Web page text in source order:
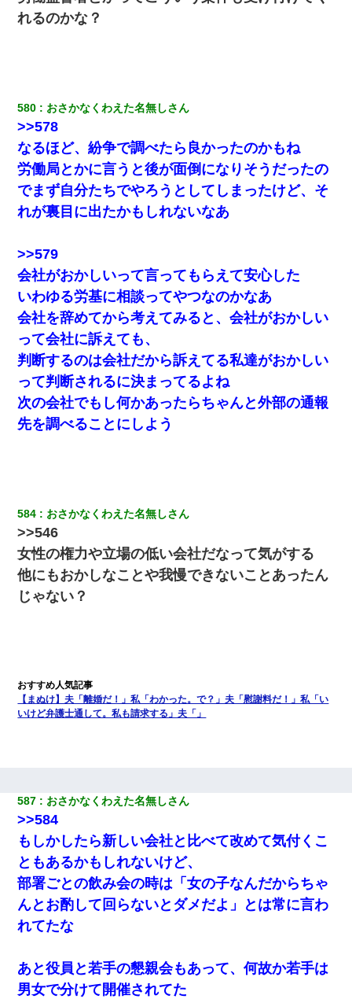
れるのかな？
580 おさかなくわえた名無しさん
>>578
なるほど、紛争で調べたら良かったのかもね
労働局とかに言うと後が面倒になりそうだったの
でまず自分たちでやろうとしてしまったけど、そ
れが裏目に出たかもしれないなあ
>>579
会社がおかしいって言ってもらえて安心した
いわゆる労基に相談ってやつなのかなあ
会社を辞めてから考えてみると、会社がおかしい
って会社に訴えても、
判断するのは会社だから訴えてる私達がおかしい
って判断されるに決まってるよね
次の会社でもし何かあったらちゃんと外部の通報
先を調べることにしよう
584 おさかなくわえた名無しさん
>>546
女性の権力や立場の低い会社だなって気がする
他にもおかしなことや我慢できないことあったん
じゃない？
【まぬけ】夫「離婚だ！」私「わかった。で？」夫「慰謝料だ！」私「い
いけど弁護士通して。私も請求する」夫「」
587 おさかなくわえた名無しさん
>>584
もしかしたら新しい会社と比べて改めて気付くこ
ともあるかもしれないけど、
部署ごとの飲み会の時は「女の子なんだからちゃ
んとお酌して回らないとダメだよ」とは常に言わ
れてたな
あと役員と若手の懇親会もあって、何故か若手は
男女で分けて開催されてた